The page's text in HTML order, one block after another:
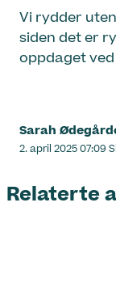
Vi rydder
siden det er
oppdaget
Sarah
Lagt
2. april 2025 07:09
Relaterte